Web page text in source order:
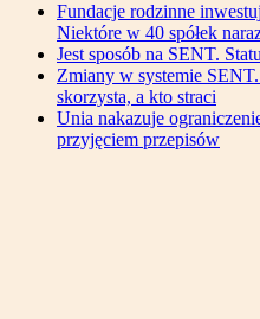
Fundacje rodzinne
Niektóre w 40 spółek
Jest sposób na SENT.
Zmiany w systemie
skorzysta, a kto straci
Unia nakazuje
przyjęciem przepisów